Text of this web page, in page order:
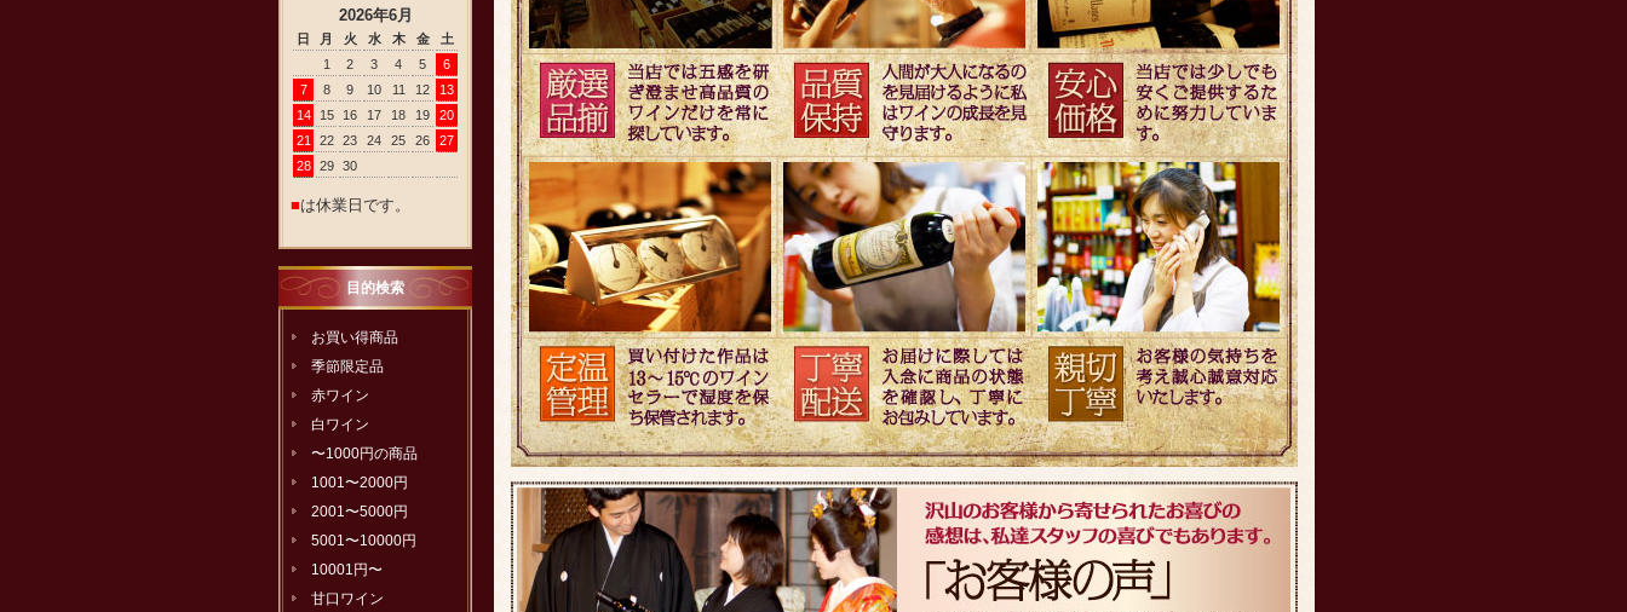
2026年6月
日 月 火 水 木 金
土
1
2 3 4 5
6
7
8 9 10 11 12
13
14
15 16 17 18 19
20
21
22 23 24 25 26
27
28
29 30
■は休業日です。
目的検索
お買い得商品
季節限定品
赤ワイン
白ワイン
〜1000円の商品
1001〜2000円
2001〜5000円
5001〜10000円
10001円〜
甘口ワイン